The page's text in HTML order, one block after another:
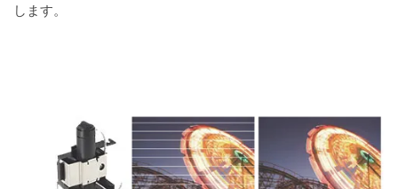
します。